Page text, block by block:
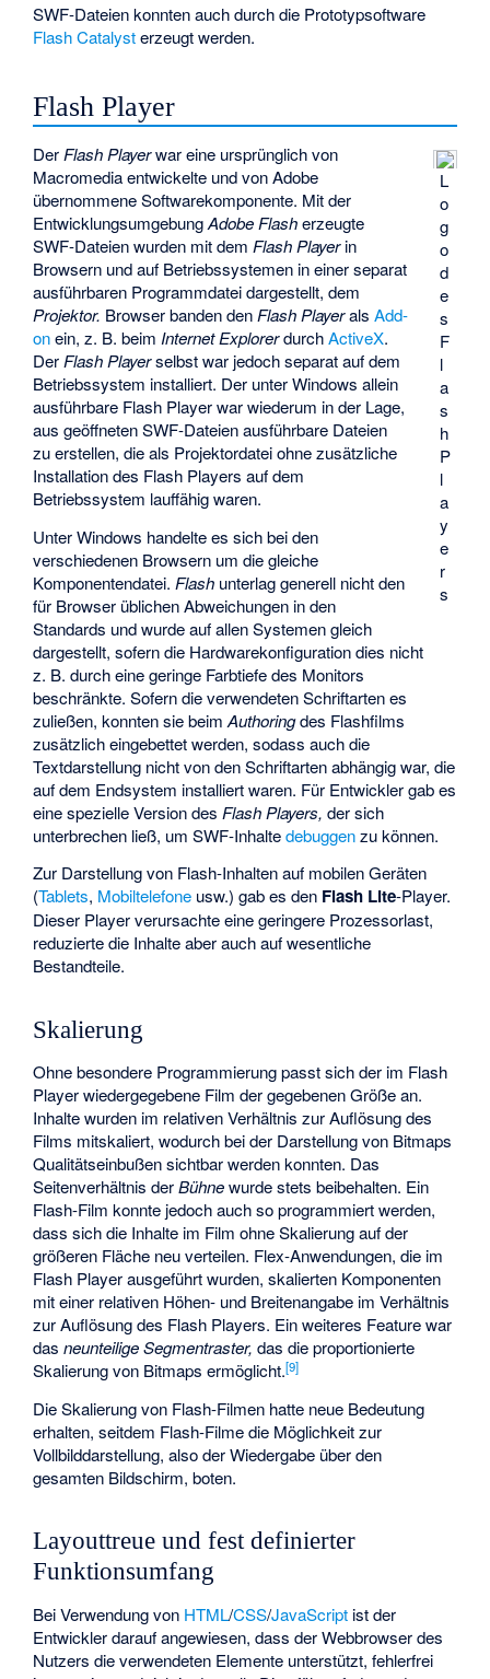
SWF-Dateien konnten auch durch die Prototypsoftware
Flash Catalysterzeugt werden.
Flash Player
L
o
g
o
d
e
s
F
l
a
s
h
P
l
a
y
e
r
s
Der Flash Playerwar eine ursprünglich von
Macromedia entwickelte und von Adobe
übernommene Softwarekomponente. Mit der
EntwicklungsumgebungAdobe Flasherzeugte
SWF-Dateien wurden mit dem Flash Playerin
Browsern und auf Betriebssystemen in einer separat
ausführbaren Programmdatei dargestellt, dem
Projektor. Browser banden den Flash PlayeralsAdd-
onein, z. B. beim Internet ExplorerdurchActiveX.
Der Flash Playerselbst war jedoch separat auf dem
Betriebssystem installiert. Der unter Windows allein
ausführbare Flash Player war wiederum in der Lage,
aus geöffneten SWF-Dateien ausführbare Dateien
zu erstellen, die als Projektordatei ohne zusätzliche
Installation des Flash Players auf dem
Betriebssystem lauffähig waren.
Unter Windows handelte es sich bei den
verschiedenen Browsern um die gleiche
Komponentendatei. Flash unterlag generell nicht den
für Browser üblichen Abweichungen in den
Standards und wurde auf allen Systemen gleich
dargestellt, sofern die Hardwarekonfiguration dies nicht
z. B. durch eine geringe Farbtiefe des Monitors
beschränkte. Sofern die verwendeten Schriftarten es
zuließen, konnten sie beimAuthoringdes Flashfilms
zusätzlich eingebettet werden, sodass auch die
Textdarstellung nicht von den Schriftarten abhängig war, die
auf dem Endsystem installiert waren. Für Entwickler gab es
eine spezielle Version des Flash Players, der sich
unterbrechen ließ, um SWF-Inhaltedebuggenzu können.
Zur Darstellung von Flash-Inhalten auf mobilen Geräten
(Tablets, Mobiltelefone usw.) gab es den Flash Lite-Player.
Dieser Player verursachte eine geringere Prozessorlast,
reduzierte die Inhalte aber auch auf wesentliche
Bestandteile.
Skalierung
Ohne besondere Programmierung passt sich der im Flash
Player wiedergegebene Film der gegebenen Größe an.
Inhalte wurden im relativen Verhältnis zur Auflösung des
Films mitskaliert, wodurch bei der Darstellung von Bitmaps
Qualitätseinbußen sichtbar werden konnten. Das
Seitenverhältnis derBühnewurde stets beibehalten. Ein
Flash-Film konnte jedoch auch so programmiert werden,
dass sich die Inhalte im Film ohne Skalierung auf der
größeren Fläche neu verteilen. Flex-Anwendungen, die im
Flash Player ausgeführt wurden, skalierten Komponenten
mit einer relativen Höhen- und Breitenangabe im Verhältnis
zur Auflösung des Flash Players. Ein weiteres Feature war
dasneunteilige Segmentraster, das die proportionierte
Skalierung von Bitmaps ermöglicht.[9]
Die Skalierung von Flash-Filmen hatte neue Bedeutung
erhalten, seitdem Flash-Filme die Möglichkeit zur
Vollbilddarstellung, also der Wiedergabe über den
gesamten Bildschirm, boten.
Layouttreue und fest definierter
Funktionsumfang
Bei Verwendung von HTML/CSS/JavaScript ist der
Entwickler darauf angewiesen, dass der Webbrowser des
Nutzers die verwendeten Elemente unterstützt, fehlerfrei